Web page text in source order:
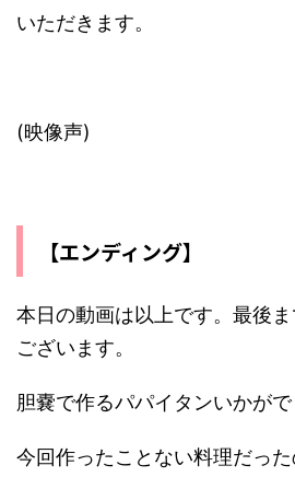
いただきます。
(映像声)
【エンディング】
本日の動画は以上です。最後
ございます。
胆嚢で作るパパイタンいかがで
今回作ったことない料理だっ